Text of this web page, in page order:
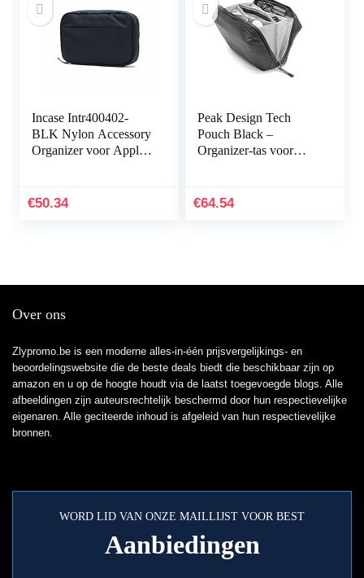
Incase Intr400402-
BLK Nylon Accessory
Organizer voor Apple
zwart [sorteren en…
€50.34
Peak Design Tech
Pouch Black –
Organizer-tas voor
€64.54
Over ons
Zlypromo.be is een moderne alles-in-één prijsvergelijkings- en
beoordelingswebsite die de beste deals biedt die beschikbaar zijn op
amazon en u op de hoogte houdt via de laatst toegevoegde blogs. Alle
afbeeldingen zijn auteursrechtelijk beschermd door hun respectievelijke
eigenaren. Alle geciteerde inhoud is afgeleid van hun respectievelijke
bronnen.
WORD LID VAN ONZE MAILLIJST VOOR BEST
Aanbiedingen